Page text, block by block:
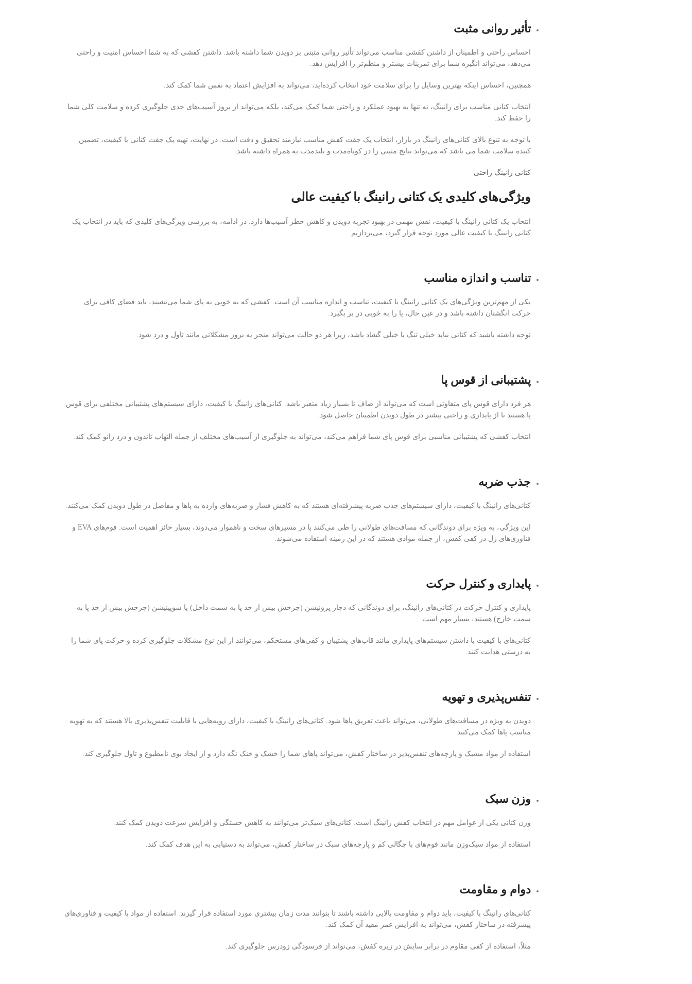
تأثیر روانی مثبت
احساس راحتی و اطمینان از داشتن کفشی مناسب می‌تواند تأثیر روانی مثبتی بر دویدن شما داشته باشد. داشتن کفشی که به شما احساس امنیت و راحتی
می‌دهد، می‌تواند انگیزه شما برای تمرینات بیشتر و منظم‌تر را افزایش دهد.
همچنین، احساس اینکه بهترین وسایل را برای سلامت خود انتخاب کرده‌اید، می‌تواند به افزایش اعتماد به نفس شما کمک کند.
انتخاب کتانی مناسب برای رانینگ، نه تنها به بهبود عملکرد و راحتی شما کمک می‌کند، بلکه می‌تواند از بروز آسیب‌های جدی جلوگیری کرده و سلامت کلی شما
را حفظ کند.
با توجه به تنوع بالای کتانی‌های رانینگ در بازار، انتخاب یک جفت کفش مناسب نیازمند تحقیق و دقت است. در نهایت، تهیه یک جفت کتانی با کیفیت، تضمین
کننده سلامت شما می باشد که می‌تواند نتایج مثبتی را در کوتاه‌مدت و بلندمدت به همراه داشته باشد.
کتانی رانینگ راحتی
ویژگی‌های کلیدی یک کتانی رانینگ با کیفیت عالی
انتخاب یک کتانی رانینگ با کیفیت، نقش مهمی در بهبود تجربه دویدن و کاهش خطر آسیب‌ها دارد. در ادامه، به بررسی ویژگی‌های کلیدی که باید در انتخاب یک
کتانی رانینگ با کیفیت عالی مورد توجه قرار گیرد، می‌پردازیم.
تناسب و اندازه مناسب
یکی از مهم‌ترین ویژگی‌های یک کتانی رانینگ با کیفیت، تناسب و اندازه مناسب آن است. کفشی که به خوبی به پای شما می‌نشیند، باید فضای کافی برای
حرکت انگشتان داشته باشد و در عین حال، پا را به خوبی در بر بگیرد.
توجه داشته باشید که کتانی نباید خیلی تنگ یا خیلی گشاد باشد، زیرا هر دو حالت می‌تواند منجر به بروز مشکلاتی مانند تاول و درد شود.
پشتیبانی از قوس پا
هر فرد دارای قوس پای متفاوتی است که می‌تواند از صاف تا بسیار زیاد متغیر باشد. کتانی‌های رانینگ با کیفیت، دارای سیستم‌های پشتیبانی مختلفی برای قوس
پا هستند تا از پایداری و راحتی بیشتر در طول دویدن اطمینان حاصل شود.
انتخاب کفشی که پشتیبانی مناسبی برای قوس پای شما فراهم می‌کند، می‌تواند به جلوگیری از آسیب‌های مختلف از جمله التهاب تاندون و درد زانو کمک کند.
جذب ضربه
کتانی‌های رانینگ با کیفیت، دارای سیستم‌های جذب ضربه پیشرفته‌ای هستند که به کاهش فشار و ضربه‌های وارده به پاها و مفاصل در طول دویدن کمک می‌کنند.
این ویژگی، به ویژه برای دوندگانی که مسافت‌های طولانی را طی می‌کنند یا در مسیرهای سخت و ناهموار می‌دوند، بسیار حائز اهمیت است. فوم‌های EVA و
فناوری‌های ژل در کفی کفش، از جمله موادی هستند که در این زمینه استفاده می‌شوند.
پایداری و کنترل حرکت
پایداری و کنترل حرکت در کتانی‌های رانینگ، برای دوندگانی که دچار پرونیشن (چرخش بیش از حد پا به سمت داخل) یا سوپینیشن (چرخش بیش از حد پا به
سمت خارج) هستند، بسیار مهم است.
کتانی‌های با کیفیت با داشتن سیستم‌های پایداری مانند قاب‌های پشتیبان و کفی‌های مستحکم، می‌توانند از این نوع مشکلات جلوگیری کرده و حرکت پای شما را
به درستی هدایت کنند.
تنفس‌پذیری و تهویه
دویدن به ویژه در مسافت‌های طولانی، می‌تواند باعث تعریق پاها شود. کتانی‌های رانینگ با کیفیت، دارای رویه‌هایی با قابلیت تنفس‌پذیری بالا هستند که به تهویه
مناسب پاها کمک می‌کنند.
استفاده از مواد مشبک و پارچه‌های تنفس‌پذیر در ساختار کفش، می‌تواند پاهای شما را خشک و خنک نگه دارد و از ایجاد بوی نامطبوع و تاول جلوگیری کند.
وزن سبک
وزن کتانی یکی از عوامل مهم در انتخاب کفش رانینگ است. کتانی‌های سبک‌تر می‌توانند به کاهش خستگی و افزایش سرعت دویدن کمک کنند.
استفاده از مواد سبک‌وزن مانند فوم‌های با چگالی کم و پارچه‌های سبک در ساختار کفش، می‌تواند به دستیابی به این هدف کمک کند.
دوام و مقاومت
کتانی‌های رانینگ با کیفیت، باید دوام و مقاومت بالایی داشته باشند تا بتوانند مدت زمان بیشتری مورد استفاده قرار گیرند. استفاده از مواد با کیفیت و فناوری‌های
پیشرفته در ساختار کفش، می‌تواند به افزایش عمر مفید آن کمک کند.
مثلاً، استفاده از کفی مقاوم در برابر سایش در زیره کفش، می‌تواند از فرسودگی زودرس جلوگیری کند.